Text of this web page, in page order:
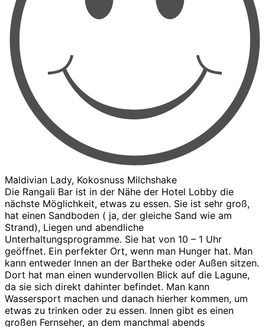
Maldivian Lady, Kokosnuss Milchshake
Die Rangali Bar ist in der Nähe der Hotel Lobby die
nächste Möglichkeit, etwas zu essen. Sie ist sehr groß,
hat einen Sandboden ( ja, der gleiche Sand wie am
Strand), Liegen und abendliche
Unterhaltungsprogramme. Sie hat von 10 – 1 Uhr
geöffnet. Ein perfekter Ort, wenn man Hunger hat. Man
kann entweder Innen an der Bartheke oder Außen sitzen.
Dort hat man einen wundervollen Blick auf die Lagune,
da sie sich direkt dahinter befindet. Man kann
Wassersport machen und danach hierher kommen, um
etwas zu trinken oder zu essen. Innen gibt es einen
großen Fernseher, an dem manchmal abends